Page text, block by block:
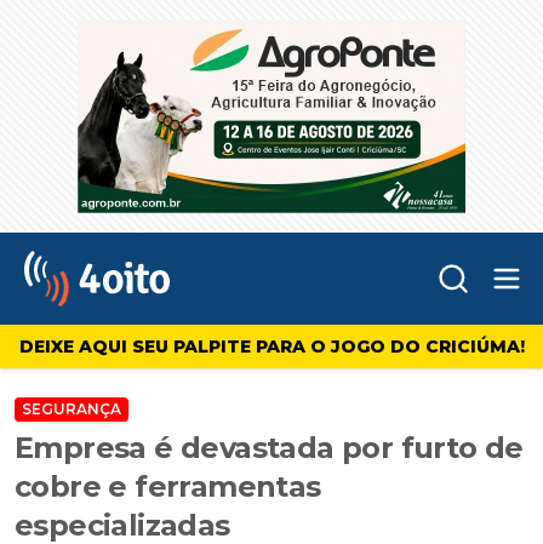
4oito
DEIXE AQUI SEU PALPITE PARA O JOGO DO CRICIÚMA!
SEGURANÇA
Empresa é devastada por furto de
cobre e ferramentas
especializadas